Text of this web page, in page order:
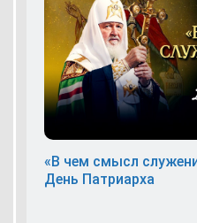
«В чем смысл
День Патриарха